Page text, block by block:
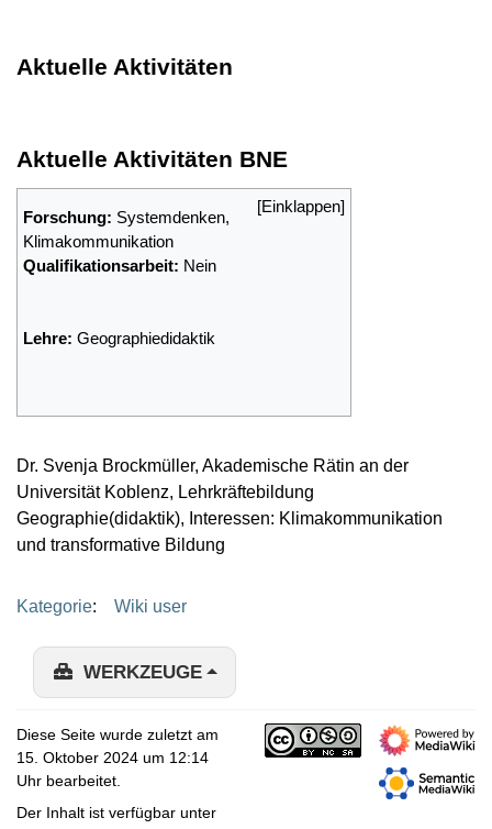
Aktuelle Aktivitäten
Aktuelle Aktivitäten BNE
Forschung: Systemdenken,
Klimakommunikation
Qualifikationsarbeit: Nein
Lehre: Geographiedidaktik
Dr. Svenja Brockmüller, Akademische Rätin an der
Universität Koblenz, Lehrkräftebildung
Geographie(didaktik), Interessen: Klimakommunikation
und transformative Bildung
Kategorie: Wiki user
WERKZEUGE
Diese Seite wurde zuletzt am
15. Oktober 2024 um 12:14
Uhr bearbeitet.
Der Inhalt ist verfügbar unter